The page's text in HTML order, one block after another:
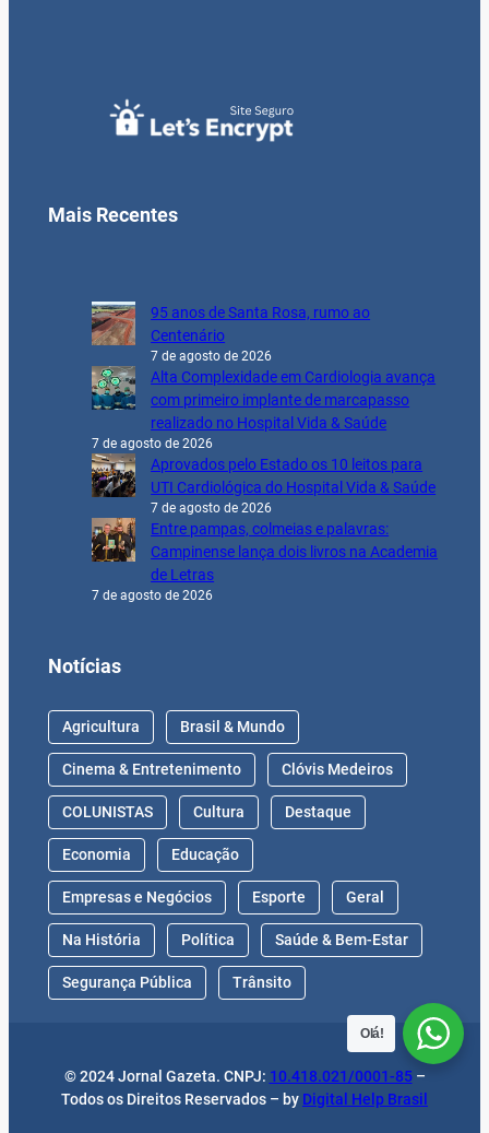
Mais Recentes
95 anos de Santa Rosa, rumo ao
Centenário
7 de agosto de 2026
Alta Complexidade em Cardiologia avança
com primeiro implante de marcapasso
realizado no Hospital Vida & Saúde
7 de agosto de 2026
Aprovados pelo Estado os 10 leitos para
UTI Cardiológica do Hospital Vida & Saúde
7 de agosto de 2026
Entre pampas, colmeias e palavras:
Campinense lança dois livros na Academia
de Letras
7 de agosto de 2026
Notícias
Agricultura Brasil & Mundo
Cinema & Entretenimento Clóvis Medeiros
COLUNISTAS Cultura Destaque
Economia Educação
Empresas e Negócios Esporte Geral
Na História Política Saúde & Bem-Estar
Segurança Pública Trânsito
© 2024 Jornal Gazeta. CNPJ: 10.418.021/0001-85–
Todos os Direitos Reservados – by Digital Help Brasil
Olá!